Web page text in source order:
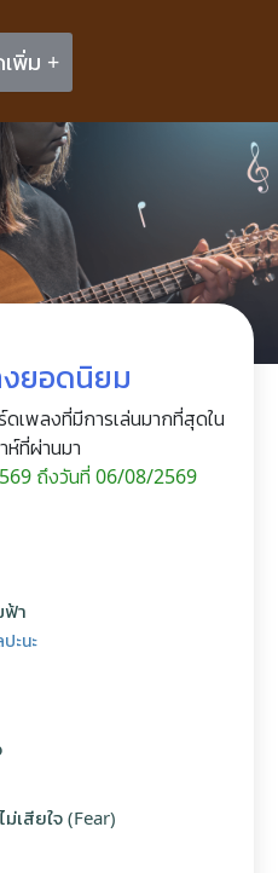
พิ่ม +
ยอดนิยม
เพลงที่มีการเล่นมากที่สุดใน
ห์ที่ผ่านมา
ถึงวันที่ 06/08/2569
ฟ้า
ะนะ
ม่เสียใจ (Fear)